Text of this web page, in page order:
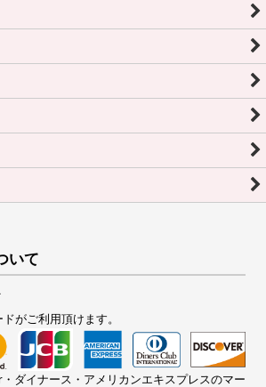
いて
がご利用頂けます。
ダイナース・アメリカンエキスプレスのマー